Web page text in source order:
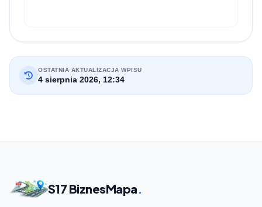
OSTATNIA AKTUALIZACJA WPISU
4 sierpnia 2026, 12:34
S17 BiznesMapa.